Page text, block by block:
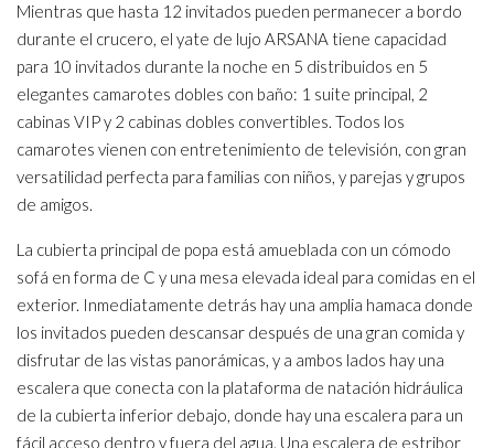
Mientras que hasta 12 invitados pueden permanecer a bordo
durante el crucero, el yate de lujo ARSANA tiene capacidad
para 10 invitados durante la noche en 5 distribuidos en 5
elegantes camarotes dobles con baño: 1 suite principal, 2
cabinas VIP y 2 cabinas dobles convertibles. Todos los
camarotes vienen con entretenimiento de televisión, con gran
versatilidad perfecta para familias con niños, y parejas y grupos
de amigos.
La cubierta principal de popa está amueblada con un cómodo
sofá en forma de C y una mesa elevada ideal para comidas en el
exterior. Inmediatamente detrás hay una amplia hamaca donde
los invitados pueden descansar después de una gran comida y
disfrutar de las vistas panorámicas, y a ambos lados hay una
escalera que conecta con la plataforma de natación hidráulica
de la cubierta inferior debajo, donde hay una escalera para un
fácil acceso dentro y fuera del agua. Una escalera de estribor